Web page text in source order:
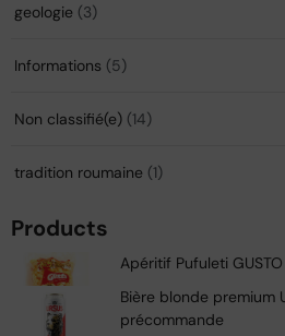
geologie (3)
Informations (5)
Non classifié(e) (14)
tradition roumaine (1)
Products
Apéritif Pufuleti
Bière blonde premium
précommande